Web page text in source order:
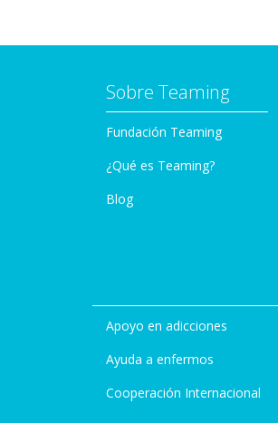
Sobre Teaming
Fundación Teaming
¿Qué es Teaming?
Blog
Apoyo en adicciones
Ayuda a enfermos
Cooperación Internacional